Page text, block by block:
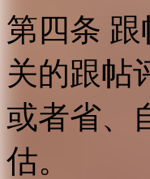
第四条
关的跟帖
或者省、
估。